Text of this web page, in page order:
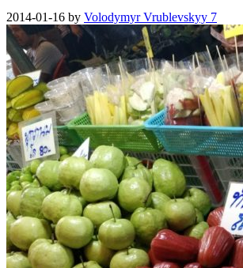
2014-01-16 by Volodymyr Vrublevskyy 7